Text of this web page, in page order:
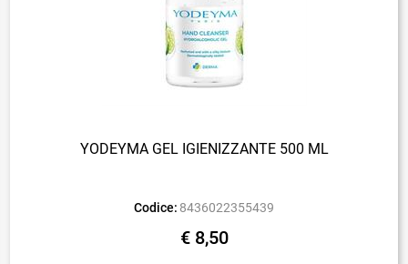
YODEYMA GEL IGIENIZZANTE 500 ML
Codice: 8436022355439
€ 8,50